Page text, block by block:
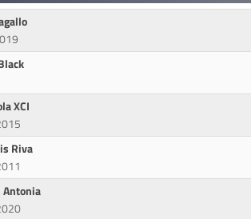
XCI
Riva
Antonia